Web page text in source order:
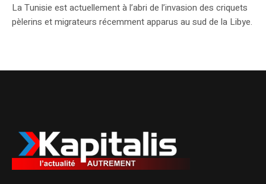
La Tunisie est actuellement à l’abri de l’invasion des criquets
pèlerins et migrateurs récemment apparus au sud de la Libye.